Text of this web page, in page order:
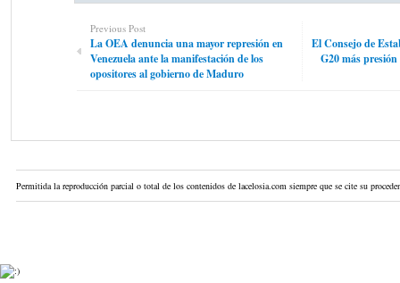
Previous Post
La OEA denuncia una mayor represión en
Venezuela ante la manifestación de los
opositores al gobierno de Maduro
El Consejo de
G20 más
Permitida la reproducción parcial o total de los contenidos de lacelosia.com siempre que se cite su